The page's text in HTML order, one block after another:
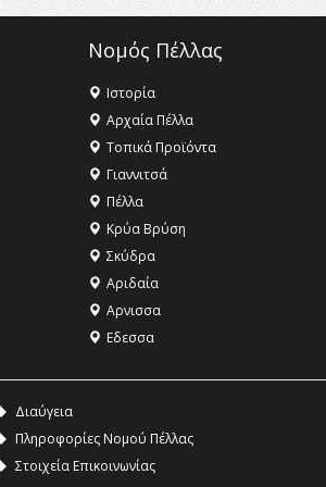
Νομός Πέλλας
Ιστορία
Αρχαία Πέλλα
Τοπικά Προϊόντα
Γιαννιτσά
Πέλλα
Κρύα Βρύση
Σκύδρα
Αριδαία
Aρνισσα
Eδεσσα
Διαύγεια
Πληροφορίες Νομού Πέλλας
Στοιχεία Επικοινωνίας